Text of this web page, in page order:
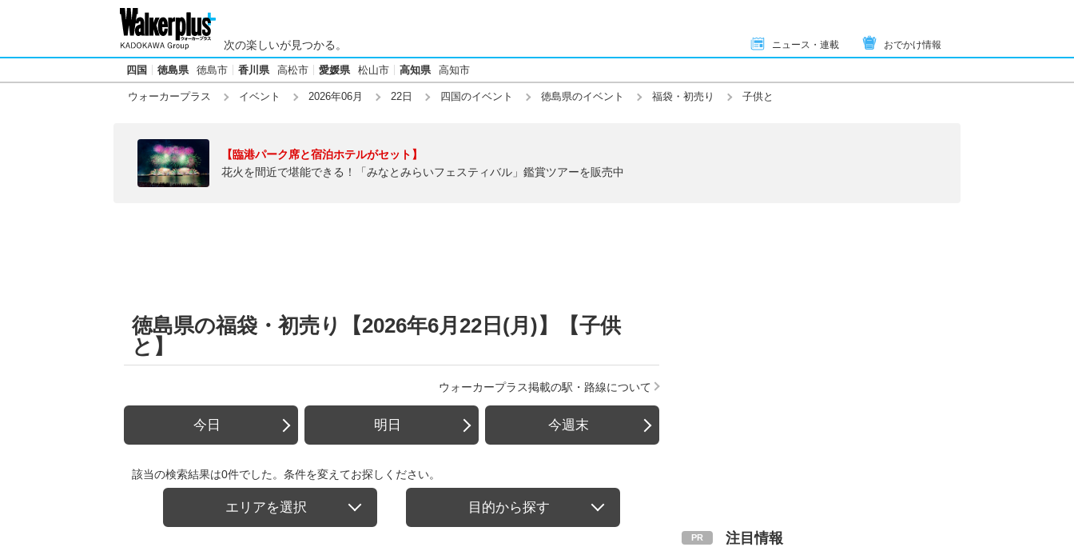
次の楽しいが見つかる。 ニュース・連載 おでかけ情報
四国 徳島県 徳島市 香川県 高松市 愛媛県 松山市 高知県 高知市
ウォーカープラス イベント 2026年06月 22日 四国のイベント 徳島県のイベント 福袋・初売り 子供と
【臨港パーク席と宿泊ホテルがセット】
花火を間近で堪能できる！「みなとみらいフェスティバル」鑑賞ツアーを販売中
徳島県の福袋・初売り【2026年6月22日(月)】【子供
と】
ウォーカープラス掲載の駅・路線について
今日 明日 今週末
該当の検索結果は0件でした。条件を変えてお探しください。
エリアを選択 目的から探す
注目情報